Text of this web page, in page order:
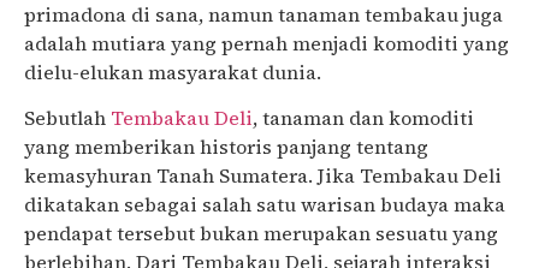
primadona di sana, namun tanaman tembakau juga
adalah mutiara yang pernah menjadi komoditi yang
dielu-elukan masyarakat dunia.
Sebutlah Tembakau Deli, tanaman dan komoditi
yang memberikan historis panjang tentang
kemasyhuran Tanah Sumatera. Jika Tembakau Deli
dikatakan sebagai salah satu warisan budaya maka
pendapat tersebut bukan merupakan sesuatu yang
berlebihan. Dari Tembakau Deli, sejarah interaksi